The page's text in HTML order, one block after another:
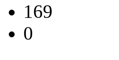
169
0